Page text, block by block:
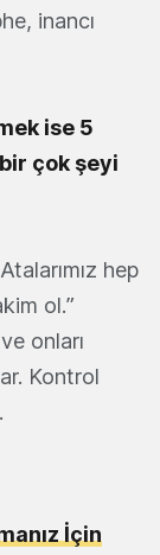
inancı
ise 5
çok şeyi
hep
ol.”
onları
Kontrol
İçin